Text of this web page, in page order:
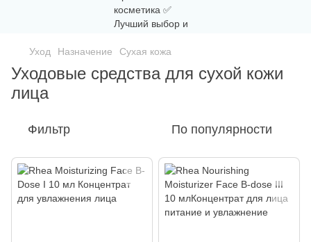
Уход Назначение Сухая кожа
Уходовые средства для сухой кожи
лица
Фильтр По популярности